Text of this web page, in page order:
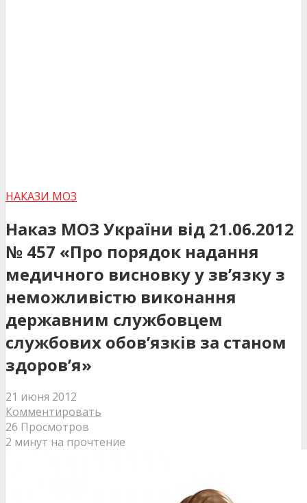
НАКАЗИ МОЗ
Наказ МОЗ України від 21.06.2012
№ 457 «Про порядок надання
медичного висновку у зв’язку з
неможливістю виконання
державним службовцем
службових обов’язків за станом
здоров’я»
21 июня 2012
Комментировать
26 Просмотров
2 минут на прочтение